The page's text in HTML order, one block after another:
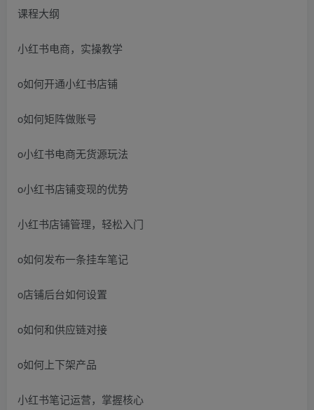
课程大纲
小红书电商，实操教学
o如何开通小红书店铺
o如何矩阵做账号
o小红书电商无货源玩法
o小红书店铺变现的优势
小红书店铺管理，轻松入门
o如何发布一条挂车笔记
o店铺后台如何设置
o如何和供应链对接
o如何上下架产品
小红书笔记运营，掌握核心